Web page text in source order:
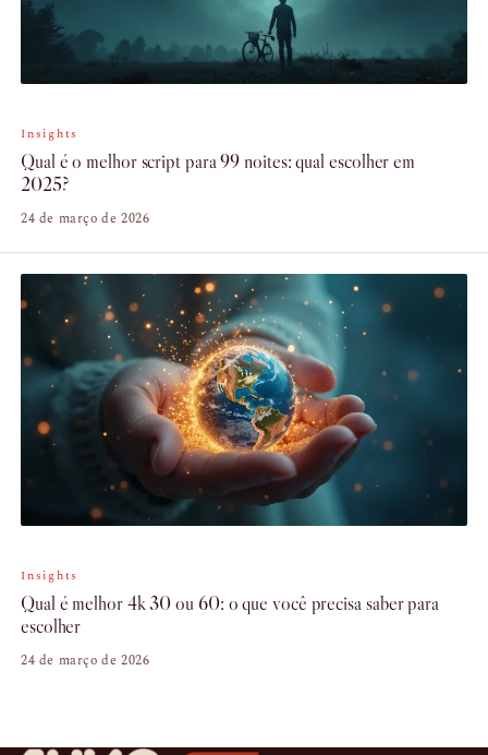
Insights
Qual é o melhor script para 99 noites: qual escolher em
2025?
24 de março de 2026
Insights
Qual é melhor 4k 30 ou 60: o que você precisa saber para
escolher
24 de março de 2026